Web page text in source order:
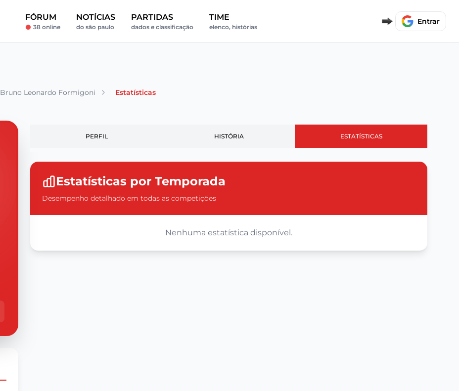
FÓRUM
38 online
NOTÍCIAS
do são paulo
PARTIDAS
dados e classificação
TIME
elenco, histórias
Entrar
Bruno Leonardo Formigoni Estatísticas
PERFIL HISTÓRIA ESTATÍSTICAS
Estatísticas por Temporada
Desempenho detalhado em todas as competições
Nenhuma estatística disponível.